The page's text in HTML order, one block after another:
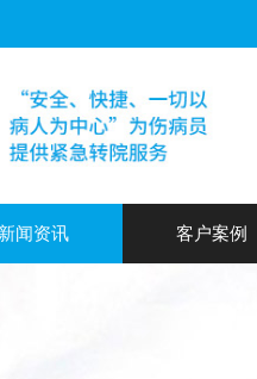
新闻资讯 客户案例